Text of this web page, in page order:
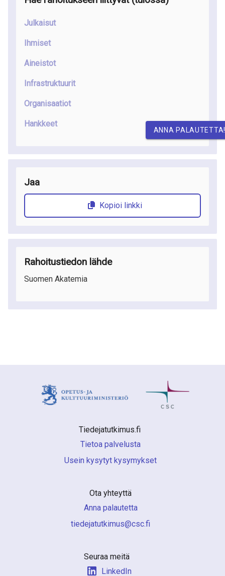
Julkaisut
Ihmiset
Aineistot
Infrastruktuurit
Organisaatiot
Hankkeet
Jaa
Kopioi linkki
Rahoitustiedon lähde
Suomen Akatemia
Tiedejatutkimus.fi
Tietoa palvelusta
Usein kysytyt kysymykset
Ota yhteyttä
Anna palautetta
if.csc@sumiktutajedeit
Seuraa meitä
LinkedIn
ANNA PALAUTETTA!